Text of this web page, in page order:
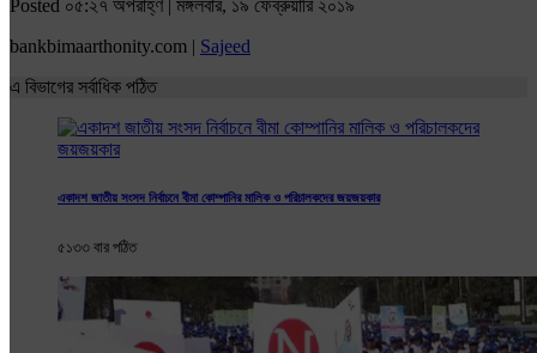
Posted ০৫:২৭ অপরাহ্ণ | মঙ্গলবার, ১৯ ফেব্রুয়ারি ২০১৯
bankbimaarthonity.com | Sajeed
এ বিভাগের সর্বাধিক পঠিত
একাদশ জাতীয় সংসদ নির্বাচনে বীমা কোম্পানির মালিক ও পরিচালকদের জয়জয়কার
৫১৩৩ বার পঠিত